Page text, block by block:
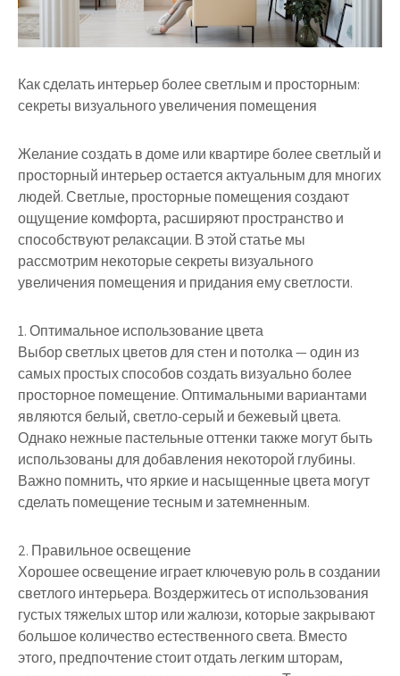
Как сделать интерьер более светлым и просторным:
секреты визуального увеличения помещения
Желание создать в доме или квартире более светлый и
просторный интерьер остается актуальным для многих
людей. Светлые, просторные помещения создают
ощущение комфорта, расширяют пространство и
способствуют релаксации. В этой статье мы
рассмотрим некоторые секреты визуального
увеличения помещения и придания ему светлости.
1. Оптимальное использование цвета
Выбор светлых цветов для стен и потолка — один из
самых простых способов создать визуально более
просторное помещение. Оптимальными вариантами
являются белый, светло-серый и бежевый цвета.
Однако нежные пастельные оттенки также могут быть
использованы для добавления некоторой глубины.
Важно помнить, что яркие и насыщенные цвета могут
сделать помещение тесным и затемненным.
2. Правильное освещение
Хорошее освещение играет ключевую роль в создании
светлого интерьера. Воздержитесь от использования
густых тяжелых штор или жалюзи, которые закрывают
большое количество естественного света. Вместо
этого, предпочтение стоит отдать легким шторам,